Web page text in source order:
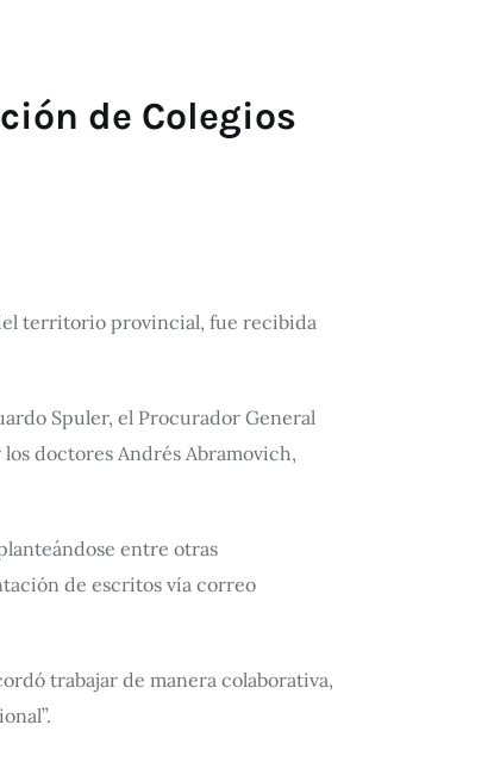
de Colegios
territorio provincial, fue recibida
Spuler, el Procurador General
doctores Andrés Abramovich,
entre otras
de escritos vía correo
trabajar de manera colaborativa,